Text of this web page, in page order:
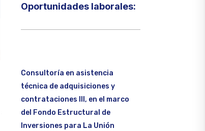
Oportunidades laborales:​
Consultoría en asistencia
técnica de adquisiciones y
contrataciones III, en el marco
del Fondo Estructural de
Inversiones para La Unión